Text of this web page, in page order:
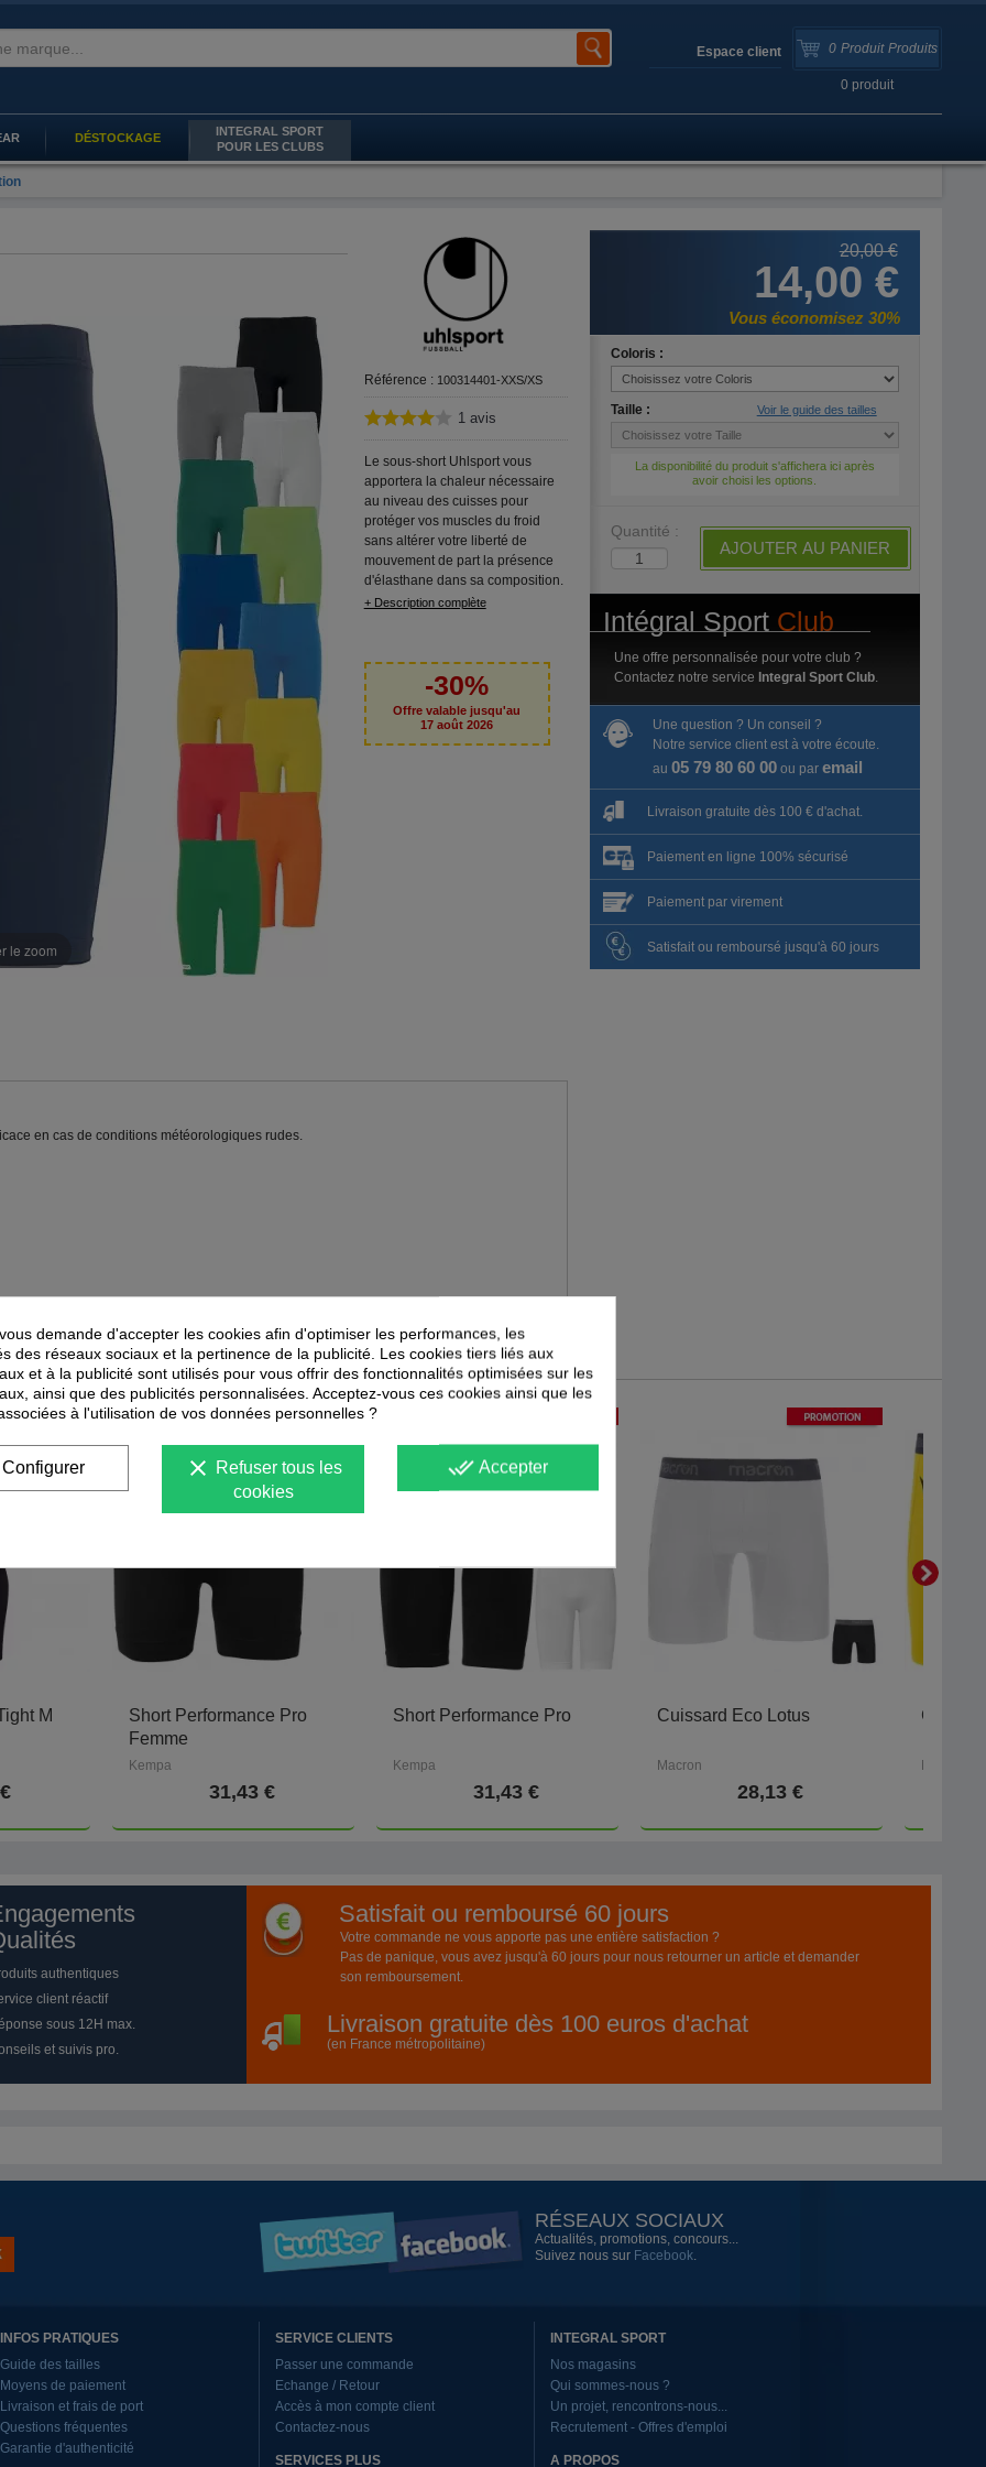
0 Produit Produits
0 produit
Espace client
DÉSTOCKAGE
INTEGRAL SPORT
POUR LES CLUBS
le zoom
Référence : 100314401-XXS/XS
1 avis
Le sous-short Uhlsport vous
apportera la chaleur nécessaire
au niveau des cuisses pour
protéger vos muscles du froid
sans altérer votre liberté de
mouvement de part la présence
d'élasthane dans sa composition.
+ Description complète
-30%
Offre valable jusqu'au
17 août 2026
en cas de conditions météorologiques rudes.
20,00 €
14,00 €
Vous économisez 30%
Coloris :
Taille : Voir le guide des tailles
La disponibilité du produit s'affichera ici après
avoir choisi les options.
Quantité :
AJOUTER AU PANIER
Intégral Sport Club
Une offre personnalisée pour votre club ?
Contactez notre service Integral Sport Club.
Une question ? Un conseil ?
Notre service client est à votre écoute.
au 05 79 80 60 00ou par email
Livraison gratuite dès 100 € d'achat.
Paiement en ligne 100% sécurisé
Paiement par virement
Satisfait ou remboursé jusqu'à 60 jours
ÉGALEMENT VOUS INTÉRESSER
-35%
M
PROMOTION
-30%
Short Performance Pro
Femme
Kempa
31,43 €
Short Performance Pro
Kempa
31,43 €
PROMOTION
-25%
Cuissard Eco Lotus
Macron
28,13 €
authentiques
client réactif
sous 12H max.
et suivis pro.
Satisfait ou remboursé 60 jours
Votre commande ne vous apporte pas une entière satisfaction ?
Pas de panique, vous avez jusqu'à 60 jours pour nous retourner un article et demander
son remboursement.
Livraison gratuite dès 100 euros d'achat
(en France métropolitaine)
RÉSEAUX SOCIAUX
Actualités, promotions, concours...
Suivez nous sur Facebook.
INFOS PRATIQUES
Guide des tailles
Moyens de paiement
Livraison et frais de port
Questions fréquentes
Garantie d'authenticité
SERVICE CLIENTS
Passer une commande
Echange / Retour
Accès à mon compte client
Contactez-nous
SERVICES PLUS
INTEGRAL SPORT
Nos magasins
Qui sommes-nous ?
Un projet, rencontrons-nous...
Recrutement - Offres d'emploi
A PROPOS
demande d'accepter les cookies afin d'optimiser les performances, les
des réseaux sociaux et la pertinence de la publicité. Les cookies tiers liés aux
et à la publicité sont utilisés pour vous offrir des fonctionnalités optimisées sur les
ainsi que des publicités personnalisées. Acceptez-vous ces cookies ainsi que les
à l'utilisation de vos données personnelles ?
done_all Accepter
clear Refuser tous les
cookies
Configurer